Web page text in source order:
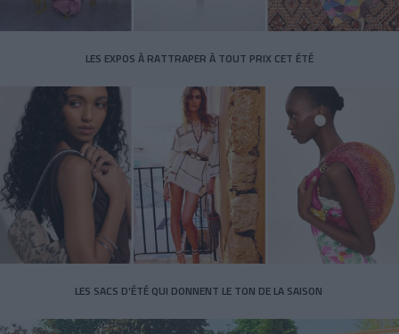
LES EXPOS À RATTRAPER À TOUT PRIX CET ÉTÉ
LES SACS D’ÉTÉ QUI DONNENT LE TON DE LA SAISON